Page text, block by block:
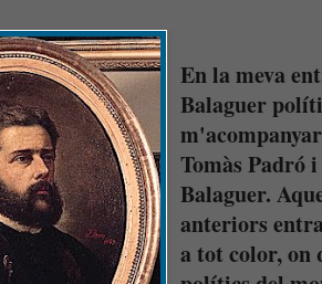
En la meva
Balaguer
Tomàs Padró
Balaguer.
anteriors
a tot color, on